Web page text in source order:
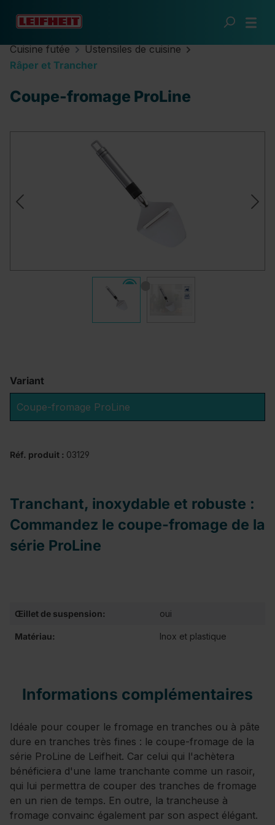
Passer au contenu principal
Cuisine futée
Ustensiles de cuisine
Râper et Trancher
Coupe-fromage ProLine
Variant
Coupe-fromage ProLine
Réf. produit : 03129
Tranchant, inoxydable et robuste :
Commandez le coupe-fromage de la
série ProLine
Œillet de suspension: oui
Matériau: Inox et plastique
Informations complémentaires
Idéale pour couper le fromage en tranches ou à pâte
dure en tranches très fines : le coupe-fromage de la
série ProLine de Leifheit. Car celui qui l'achètera
bénéficiera d'une lame tranchante comme un rasoir,
qui lui permettra de couper des tranches de fromage
en un rien de temps. En outre, la trancheuse à
fromage convainc également par son aspect élégant.